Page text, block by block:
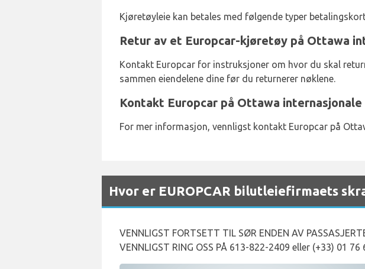
Kjøretøyleie kan betales med følgende typer
Retur av et Europcar-kjøretøy på Ottawa
Kontakt Europcar for instruksjoner om hvor du skal
sammen eiendelene dine før du returnerer nøklene.
Kontakt Europcar på Ottawa
For mer informasjon, vennligst kontakt Europcar på
Hvor er EUROPCAR bilutleiefirmaets
VENNLIGST FORTSETT TIL SØR ENDEN AV
VENNLIGST RING OSS PÅ 613-822-2409 eller (+33) 01